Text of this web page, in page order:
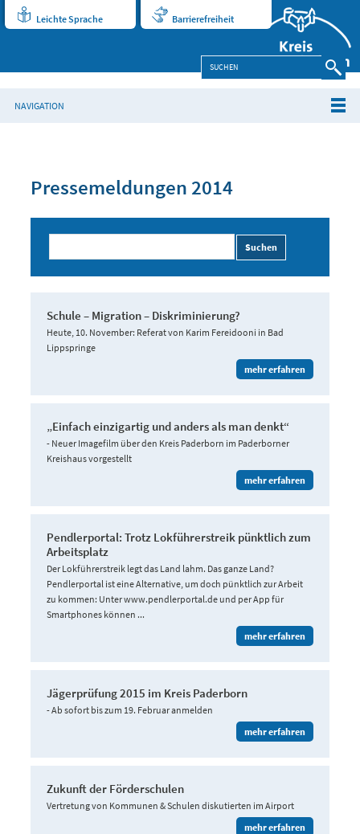
Leichte Sprache Barrierefreiheit
NAVIGATION
Pressemeldungen 2014
Suchen
Schule – Migration – Diskriminierung?
Heute, 10. November: Referat von Karim Fereidooni in Bad
Lippspringe
mehr erfahren
„Einfach einzigartig und anders als man denkt“
- Neuer Imagefilm über den Kreis Paderborn im Paderborner
Kreishaus vorgestellt
mehr erfahren
Pendlerportal: Trotz Lokführerstreik pünktlich zum
Arbeitsplatz
Der Lokführerstreik legt das Land lahm. Das ganze Land?
Pendlerportal ist eine Alternative, um doch pünktlich zur Arbeit
zu kommen: Unter www.pendlerportal.de und per App für
Smartphones können ...
mehr erfahren
Jägerprüfung 2015 im Kreis Paderborn
- Ab sofort bis zum 19. Februar anmelden
mehr erfahren
Zukunft der Förderschulen
Vertretung von Kommunen & Schulen diskutierten im Airport
mehr erfahren